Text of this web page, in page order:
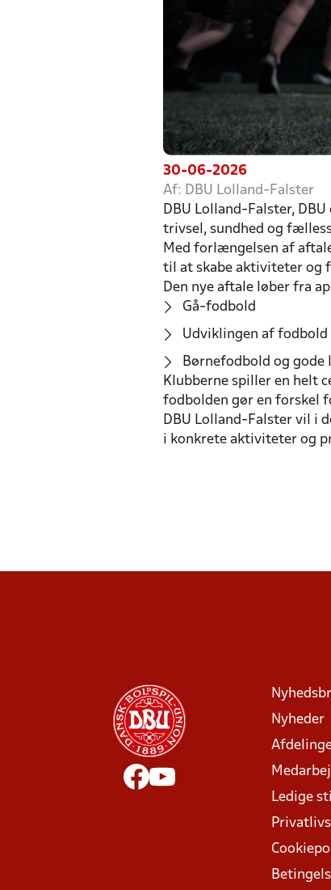
30-06-2026
Af: DBU Lolland-Falster
DBU Lolland-Falster,
trivsel, sundhed og
Med forlængelsen af
til at skabe aktiviteter og
Den nye aftale løber fra
Gå-fodbold
Udviklingen af
Børnefodbold og
Klubberne spiller en helt
fodbolden gør en forskel
DBU Lolland-Falster vil i
i konkrete aktiviteter og
Nyheder
Ledige